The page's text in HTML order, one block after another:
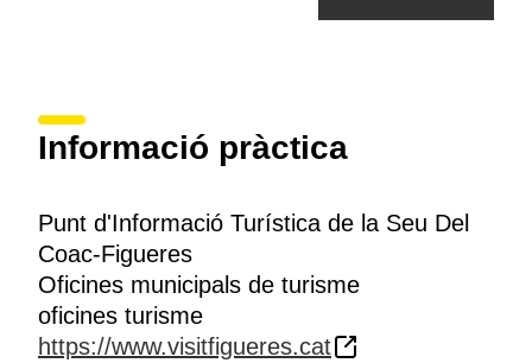
Informació pràctica
Punt d'Informació Turística de la Seu Del
Coac-Figueres
Oficines municipals de turisme
oficines turisme
https://www.visitfigueres.cat